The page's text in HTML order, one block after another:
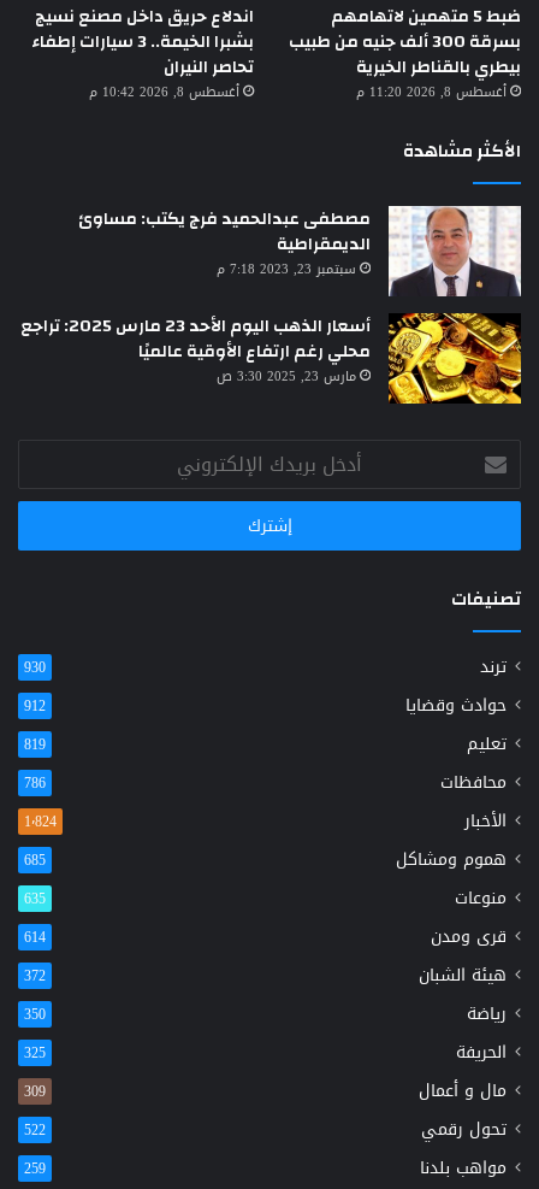
ضبط 5 متهمين لاتهامهم
بسرقة 300 ألف جنيه من طبيب
بيطري بالقناطر الخيرية
أغسطس 8, 2026 11:20 م
اندلاع حريق داخل مصنع نسيج
بشبرا الخيمة.. 3 سيارات إطفاء
تحاصر النيران
أغسطس 8, 2026 10:42 م
الأكثر مشاهدة
مصطفى عبدالحميد فرج يكتب: مساوئ
الديمقراطية
سبتمبر 23, 2023 7:18 م
أسعار الذهب اليوم الأحد 23 مارس 2025: تراجع
محلي رغم ارتفاع الأوقية عالميًا
مارس 23, 2025 3:30 ص
أدخل
بريدك
الإلكتروني
تصنيفات
ترند 930
حوادث وقضايا 912
تعليم 819
محافظات 786
الأخبار 1٬824
هموم ومشاكل 685
منوعات 635
قرى ومدن 614
هيئة الشبان 372
رياضة 350
الحريفة 325
مال و أعمال 309
تحول رقمي 522
مواهب بلدنا 259